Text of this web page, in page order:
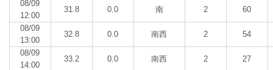
08/09
12:00
31.8 0.0 南 2 60
08/09
13:00
32.8 0.0 南西 2 54
08/09
14:00
33.2 0.0 南西 2 27